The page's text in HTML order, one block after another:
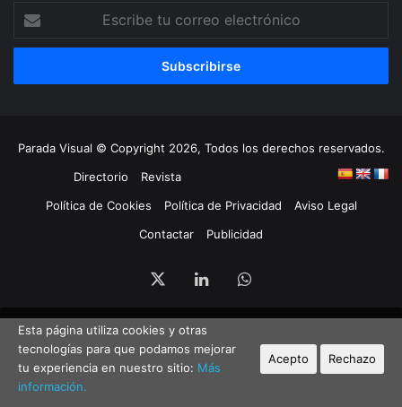
correo
Parada Visual © Copyright 2026, Todos los derechos reservados.
Directorio
Revista
Política de Cookies
Política de Privacidad
Aviso Legal
Contactar
Publicidad
LinkedInWhatsApp
Esta página utiliza cookies y otras
tecnologías para que podamos mejorar
tu experiencia en nuestro sitio: Más
información.
Acepto Rechazo